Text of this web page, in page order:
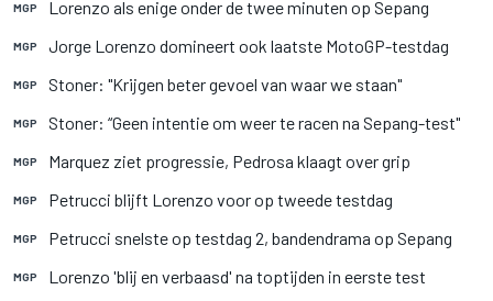
MGP Lorenzo als enige onder de twee minuten op Sepang
MGP Jorge Lorenzo domineert ook laatste MotoGP-testdag
MGP Stoner: "Krijgen beter gevoel van waar we staan"
MGP Stoner: “Geen intentie om weer te racen na Sepang-test"
MGP Marquez ziet progressie, Pedrosa klaagt over grip
MGP Petrucci blijft Lorenzo voor op tweede testdag
MGP Petrucci snelste op testdag 2, bandendrama op Sepang
MGP Lorenzo 'blij en verbaasd' na toptijden in eerste test